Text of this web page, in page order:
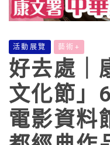
活動展覽 藝術+
好去處｜
文化節」
電影資料